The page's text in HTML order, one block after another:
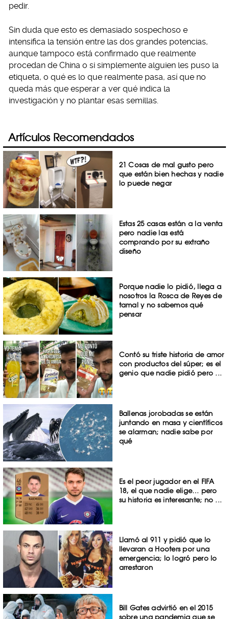
pedir.
Sin duda que esto es demasiado sospechoso e
intensifica la tensión entre las dos grandes potencias,
aunque tampoco está confirmado que realmente
procedan de China o si simplemente alguien les puso la
etiqueta, o qué es lo que realmente pasa, así que no
queda más que esperar a ver qué indica la
investigación y no plantar esas semillas.
Artículos Recomendados
21 Cosas de mal gusto pero
que están bien hechas y nadie
lo puede negar
Estas 25 casas están a la venta
pero nadie las está
comprando por su extraño
diseño
Porque nadie lo pidió, llega a
nosotros la Rosca de Reyes de
tamal y no sabemos qué
pensar
Contó su triste historia de amor
con productos del súper; es el
genio que nadie pidió pero ...
Ballenas jorobadas se están
juntando en masa y científicos
se alarman; nadie sabe por
qué
Es el peor jugador en el FIFA
18, el que nadie elige… pero
su historia es interesante; no ...
Llamó al 911 y pidió que lo
llevaran a Hooters por una
emergencia; lo logró pero lo
arrestaron
Bill Gates advirtió en el 2015
sobre una pandemia que se